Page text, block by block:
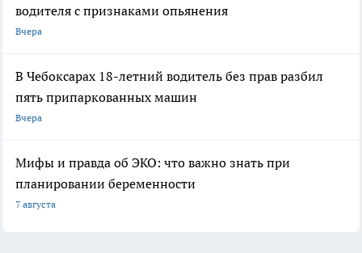
водителя с признаками опьянения
Вчера
В Чебоксарах 18-летний водитель без прав разбил
пять припаркованных машин
Вчера
Мифы и правда об ЭКО: что важно знать при
планировании беременности
7 августа